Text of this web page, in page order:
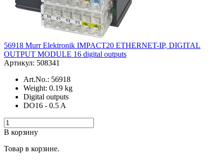
56918 Murr Elektronik IMPACT20 ETHERNET-IP, DIGITAL
OUTPUT MODULE 16 digital outputs
Артикул: 508341
Art.No.: 56918
Weight: 0.19 kg
Digital outputs
DO16 - 0.5 A
В корзину
Товар в корзине.